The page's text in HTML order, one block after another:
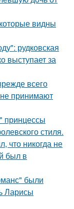
видны
рудковская
выступает за
всего
не принимают
принцессы
стиля.
что никогда не
был в
были
Ларисы